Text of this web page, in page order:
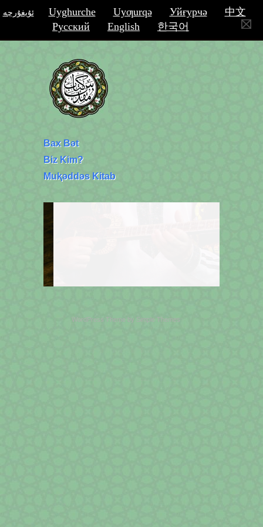
ئۇيغۇرچە Uyghurche Uyƣurqә Уйғурчә
中文
Русский
English 한국어
Bax Bәt
Biz Kim?
Muⱪәddәs Kitab
WordPress Theme by Simple Themes